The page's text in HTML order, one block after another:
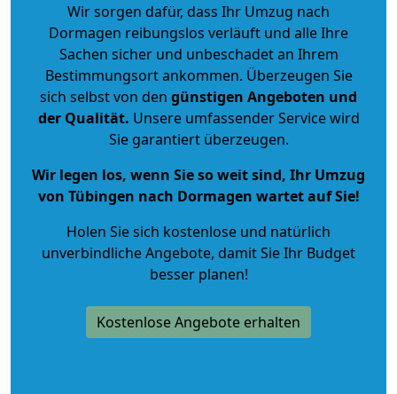
Wir sorgen dafür, dass Ihr Umzug nach
Dormagen reibungslos verläuft und alle Ihre
Sachen sicher und unbeschadet an Ihrem
Bestimmungsort ankommen. Überzeugen Sie
sich selbst von den günstigen Angeboten und
der Qualität. Unsere umfassender Service wird
Sie garantiert überzeugen.
Wir legen los, wenn Sie so weit sind, Ihr Umzug
von Tübingen nach Dormagen wartet auf Sie!
Holen Sie sich kostenlose und natürlich
unverbindliche Angebote, damit Sie Ihr Budget
besser planen!
Kostenlose Angebote erhalten